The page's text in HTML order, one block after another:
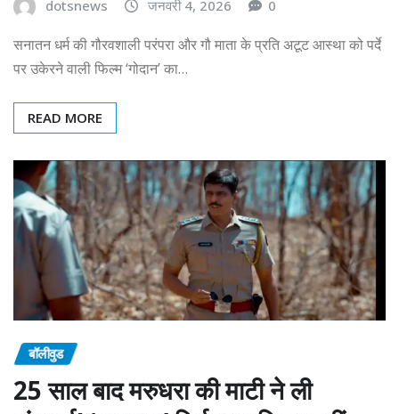
dotsnews जनवरी 4, 2026 0
सनातन धर्म की गौरवशाली परंपरा और गौ माता के प्रति अटूट आस्था को पर्दे
पर उकेरने वाली फिल्म ‘गोदान’ का…
READ MORE
बॉलीवुड
25 साल बाद मरुधरा की माटी ने ली